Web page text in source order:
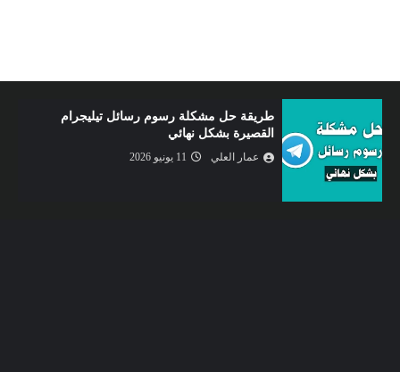
الربح من الإنترنت عبر استخدام طريقة جديدة و
سهلة للغاية
عمار العلي 09 يونيو 2026